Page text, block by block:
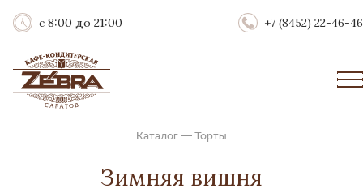
с 8:00 до 21:00 +7 (8452) 22-46-46
Каталог—Торты
Зимняя вишня